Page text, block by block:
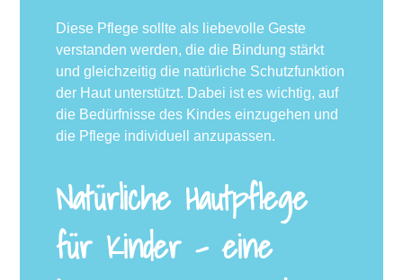
Diese Pflege sollte als liebevolle Geste
verstanden werden, die die Bindung stärkt
und gleichzeitig die natürliche Schutzfunktion
der Haut unterstützt. Dabei ist es wichtig, auf
die Bedürfnisse des Kindes einzugehen und
die Pflege individuell anzupassen.
Natürliche Hautpflege
für Kinder – eine